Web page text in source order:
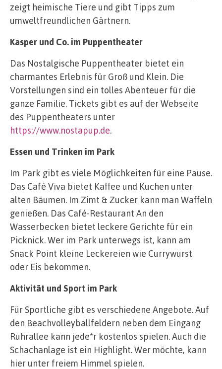
zeigt heimische Tiere und gibt Tipps zum
umweltfreundlichen Gärtnern.
Kasper und Co. im Puppentheater
Das Nostalgische Puppentheater bietet ein
charmantes Erlebnis für Groß und Klein. Die
Vorstellungen sind ein tolles Abenteuer für die
ganze Familie. Tickets gibt es auf der Webseite
des Puppentheaters unter
https://www.nostapup.de.
Essen und Trinken im Park
Im Park gibt es viele Möglichkeiten für eine Pause.
Das Café Viva bietet Kaffee und Kuchen unter
alten Bäumen. Im Zimt & Zucker kann man Waffeln
genießen. Das Café-Restaurant An den
Wasserbecken bietet leckere Gerichte für ein
Picknick. Wer im Park unterwegs ist, kann am
Snack Point kleine Leckereien wie Currywurst
oder Eis bekommen.
Aktivität und Sport im Park
Für Sportliche gibt es verschiedene Angebote. Auf
den Beachvolleyballfeldern neben dem Eingang
Ruhrallee kann jede*r kostenlos spielen. Auch die
Schachanlage ist ein Highlight. Wer möchte, kann
hier unter freiem Himmel spielen.